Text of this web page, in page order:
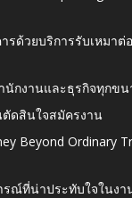
รด้วยบริการรับเหมาต่
กงานและธุรกิจทุกขน
ดสินใจสมัครงาน
Beyond Ordinary
ณ์ที่น่าประทับใจในงา